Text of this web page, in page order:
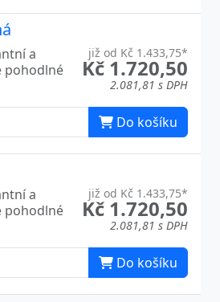
již od Kč 1.433,75*
Kč 1.720,50
2.081,81 s DPH
a
pohodlné
Do košíku
již od Kč 1.433,75*
Kč 1.720,50
2.081,81 s DPH
a
pohodlné
Do košíku